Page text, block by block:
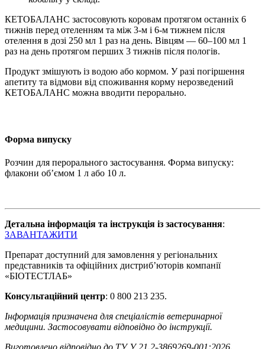
КЕТОБАЛАНС застосовують коровам протягом останніх 6
тижнів перед отеленням та між 3-м і 6-м тижнем після
отелення в дозі 250 мл 1 раз на день. Вівцям — 60–100 мл 1
раз на день протягом перших 3 тижнів після пологів.
Продукт змішують із водою або кормом. У разі погіршення
апетиту та відмови від споживання корму нерозведений
КЕТОБАЛАНС можна вводити перорально.
Форма випуску
Розчин для перорального застосування. Форма випуску:
флакони об’ємом 1 л або 10 л.
Детальна інформація та інструкція із застосування:
ЗАВАНТАЖИТИ
Препарат доступний для замовлення у регіональних
представників та офіційних дистриб’юторів компанії
«БІОТЕСТЛАБ»
Консультаційний центр: 0 800 213 235.
Інформація призначена для спеціалістів ветеринарної
медицини. Застосовувати відповідно до інструкції.